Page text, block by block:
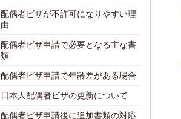
配偶者ビザが不許可になりやすい理
由
配偶者ビザ申請で必要となる主な書
類
配偶者ビザ申請で年齢差がある場合
日本人配偶者ビザの更新について
配偶者ビザ申請後に追加書類の対応